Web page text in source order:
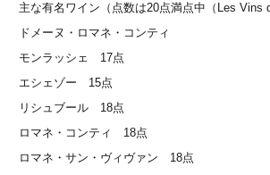
主な有名ワイン（点数は20点満点中（Les Vins
ドメーヌ・ロマネ・コンティ
モンラッシェ 17点
エシェゾー 15点
リシュブール 18点
ロマネ・コンティ 18点
ロマネ・サン・ヴィヴァン 18点